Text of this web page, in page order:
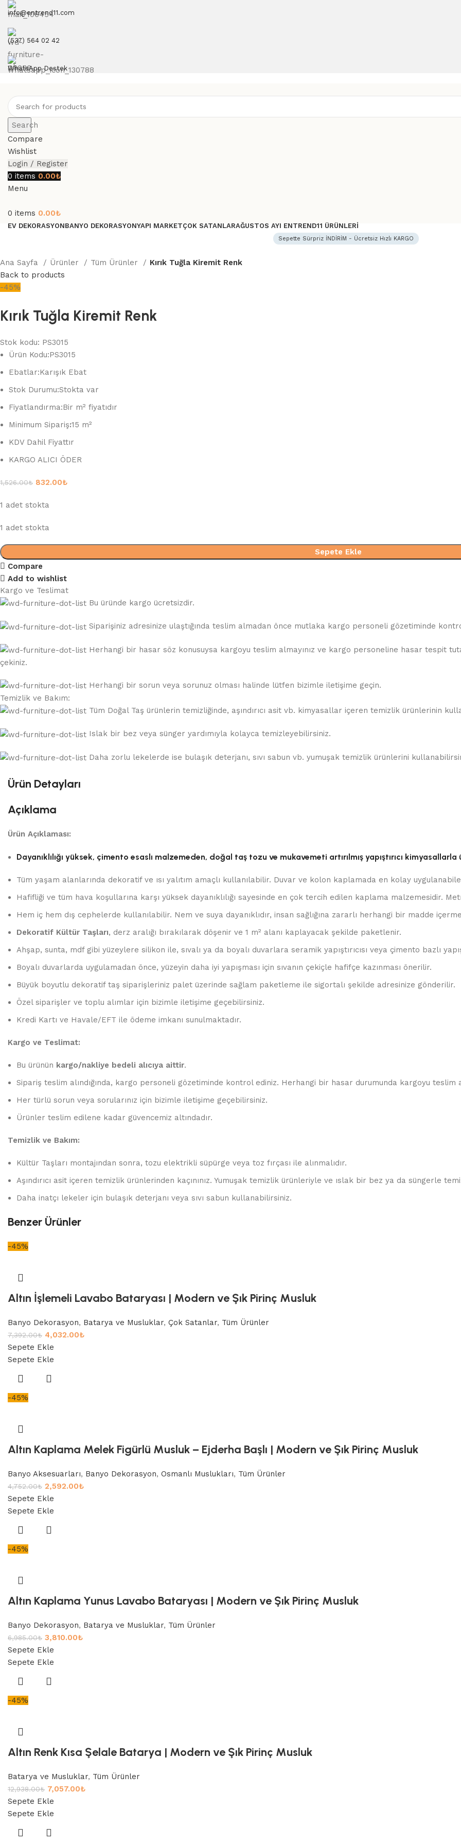
info@entrend11.com
(537) 564 02 42
WhatsApp Destek
Search
Compare
Wishlist
Login / Register
0 items 0.00₺
Menu
0 items 0.00₺
EV DEKORASYONBANYO DEKORASYONYAPI MARKETÇOK SATANLARAĞUSTOS AYI ENTREND11 ÜRÜNLERI
Sepette Sürpriz İNDİRİM - Ücretsiz Hızlı KARGO
Ana Sayfa Ürünler Tüm Ürünler
Kırık Tuğla Kiremit Renk
Back to products
-45%
Kırık Tuğla Kiremit Renk
Stok kodu: PS3015
Ürün Kodu:PS3015
Ebatlar:Karışık Ebat
Stok Durumu:Stokta var
Fiyatlandırma:Bir m² fiyatıdır
Minimum Sipariş:15 m²
KDV Dahil Fiyattır
KARGO ALICI ÖDER
1,526.00₺ 832.00₺
1 adet stokta
1 adet stokta
Sepete Ekle
Compare
Add to wishlist
Kargo ve Teslimat
Bu üründe kargo ücretsizdir.
Siparişiniz adresinize ulaştığında teslim almadan önce mutlaka kargo personeli gözetiminde
Herhangi bir hasar söz konusuysa kargoyu teslim almayınız ve kargo personeline hasar tespit
çekiniz.
Herhangi bir sorun veya sorunuz olması halinde lütfen bizimle iletişime geçin.
Temizlik ve Bakım:
Tüm Doğal Taş ürünlerin temizliğinde, aşındırıcı asit vb. kimyasallar içeren temizlik ürünlerinin
Islak bir bez veya sünger yardımıyla kolayca temizleyebilirsiniz.
Daha zorlu lekelerde ise bulaşık deterjanı, sıvı sabun vb. yumuşak temizlik ürünlerini
Ürün Detayları
Açıklama
Ürün Açıklaması:
Dayanıklılığı yüksek, çimento esaslı malzemeden, doğal taş tozu ve mukavemeti artırılmış yapıştırıcı kimyasallarla
Tüm yaşam alanlarında dekoratif ve ısı yalıtım amaçlı kullanılabilir. Duvar ve kolon kaplamada en kolay
Hafifliği ve tüm hava koşullarına karşı yüksek dayanıklılığı sayesinde en çok tercih edilen kaplama malzemesidir.
Hem iç hem dış cephelerde kullanılabilir. Nem ve suya dayanıklıdır, insan sağlığına zararlı herhangi bir madde
Dekoratif Kültür Taşları, derz aralığı bırakılarak döşenir ve 1 m² alanı kaplayacak şekilde paketlenir.
Ahşap, sunta, mdf gibi yüzeylere silikon ile, sıvalı ya da boyalı duvarlara seramik yapıştırıcısı veya çimento bazlı
Boyalı duvarlarda uygulamadan önce, yüzeyin daha iyi yapışması için sıvanın çekiçle hafifçe kazınması önerilir.
Büyük boyutlu dekoratif taş siparişleriniz palet üzerinde sağlam paketleme ile sigortalı şekilde adresinize gönderilir.
Özel siparişler ve toplu alımlar için bizimle iletişime geçebilirsiniz.
Kredi Kartı ve Havale/EFT ile ödeme imkanı sunulmaktadır.
Kargo ve Teslimat:
Bu ürünün kargo/nakliye bedeli alıcıya aittir.
Sipariş teslim alındığında, kargo personeli gözetiminde kontrol ediniz. Herhangi bir hasar durumunda kargoyu teslim
Her türlü sorun veya sorularınız için bizimle iletişime geçebilirsiniz.
Ürünler teslim edilene kadar güvencemiz altındadır.
Temizlik ve Bakım:
Kültür Taşları montajından sonra, tozu elektrikli süpürge veya toz fırçası ile alınmalıdır.
Aşındırıcı asit içeren temizlik ürünlerinden kaçınınız. Yumuşak temizlik ürünleriyle ve ıslak bir bez ya da süngerle
Daha inatçı lekeler için bulaşık deterjanı veya sıvı sabun kullanabilirsiniz.
Benzer Ürünler
-45%
Altın İşlemeli Lavabo Bataryası | Modern ve Şık Pirinç Musluk
Banyo Dekorasyon, Batarya ve Musluklar, Çok Satanlar, Tüm Ürünler
7,392.00₺ 4,032.00₺
Sepete Ekle
Sepete Ekle
-45%
Altın Kaplama Melek Figürlü Musluk – Ejderha Başlı | Modern ve Şık Pirinç Musluk
Banyo Aksesuarları, Banyo Dekorasyon, Osmanlı Muslukları, Tüm Ürünler
4,752.00₺ 2,592.00₺
Sepete Ekle
Sepete Ekle
-45%
Altın Kaplama Yunus Lavabo Bataryası | Modern ve Şık Pirinç Musluk
Banyo Dekorasyon, Batarya ve Musluklar, Tüm Ürünler
6,985.00₺ 3,810.00₺
Sepete Ekle
Sepete Ekle
-45%
Altın Renk Kısa Şelale Batarya | Modern ve Şık Pirinç Musluk
Batarya ve Musluklar, Tüm Ürünler
12,938.00₺ 7,057.00₺
Sepete Ekle
Sepete Ekle